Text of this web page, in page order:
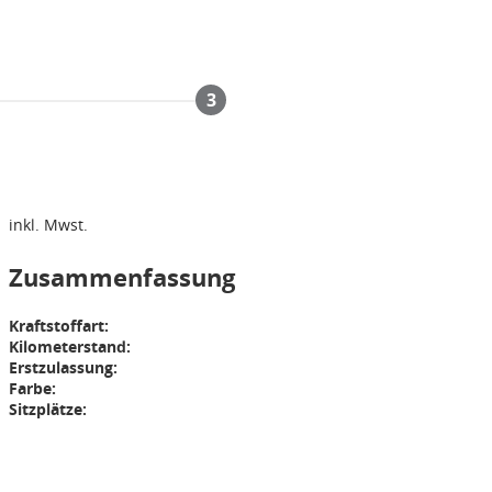
3
inkl. Mwst.
Zusammenfassung
Kraftstoffart:
Kilometerstand:
Erstzulassung:
Farbe:
Sitzplätze: